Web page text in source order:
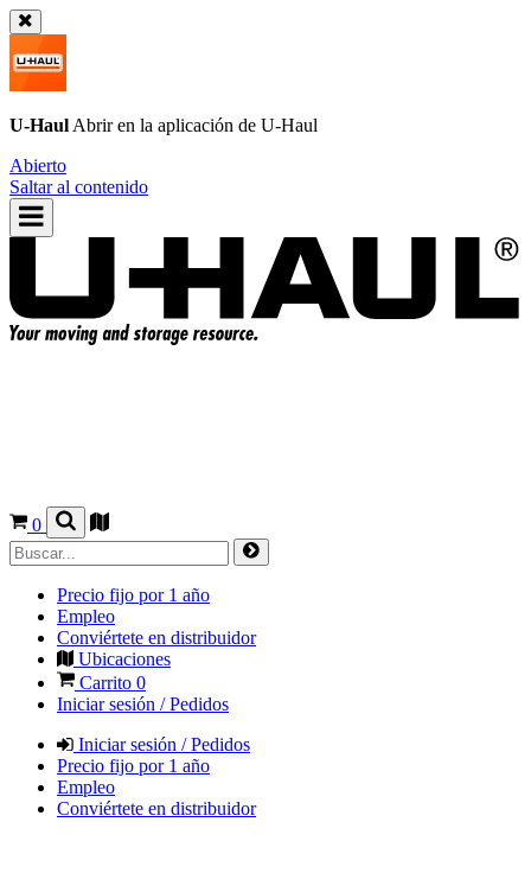
U-Haul Abrir en la aplicación de U-Haul
Abierto
Saltar al contenido
0
Precio fijo por 1 año
Empleo
Conviértete en distribuidor
Ubicaciones
Carrito 0
Iniciar sesión / Pedidos
Iniciar sesión / Pedidos
Precio fijo por 1 año
Empleo
Conviértete en distribuidor